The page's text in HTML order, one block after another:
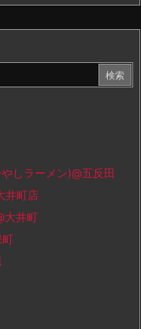
しラーメン)@五反田
井町店
大井町
町